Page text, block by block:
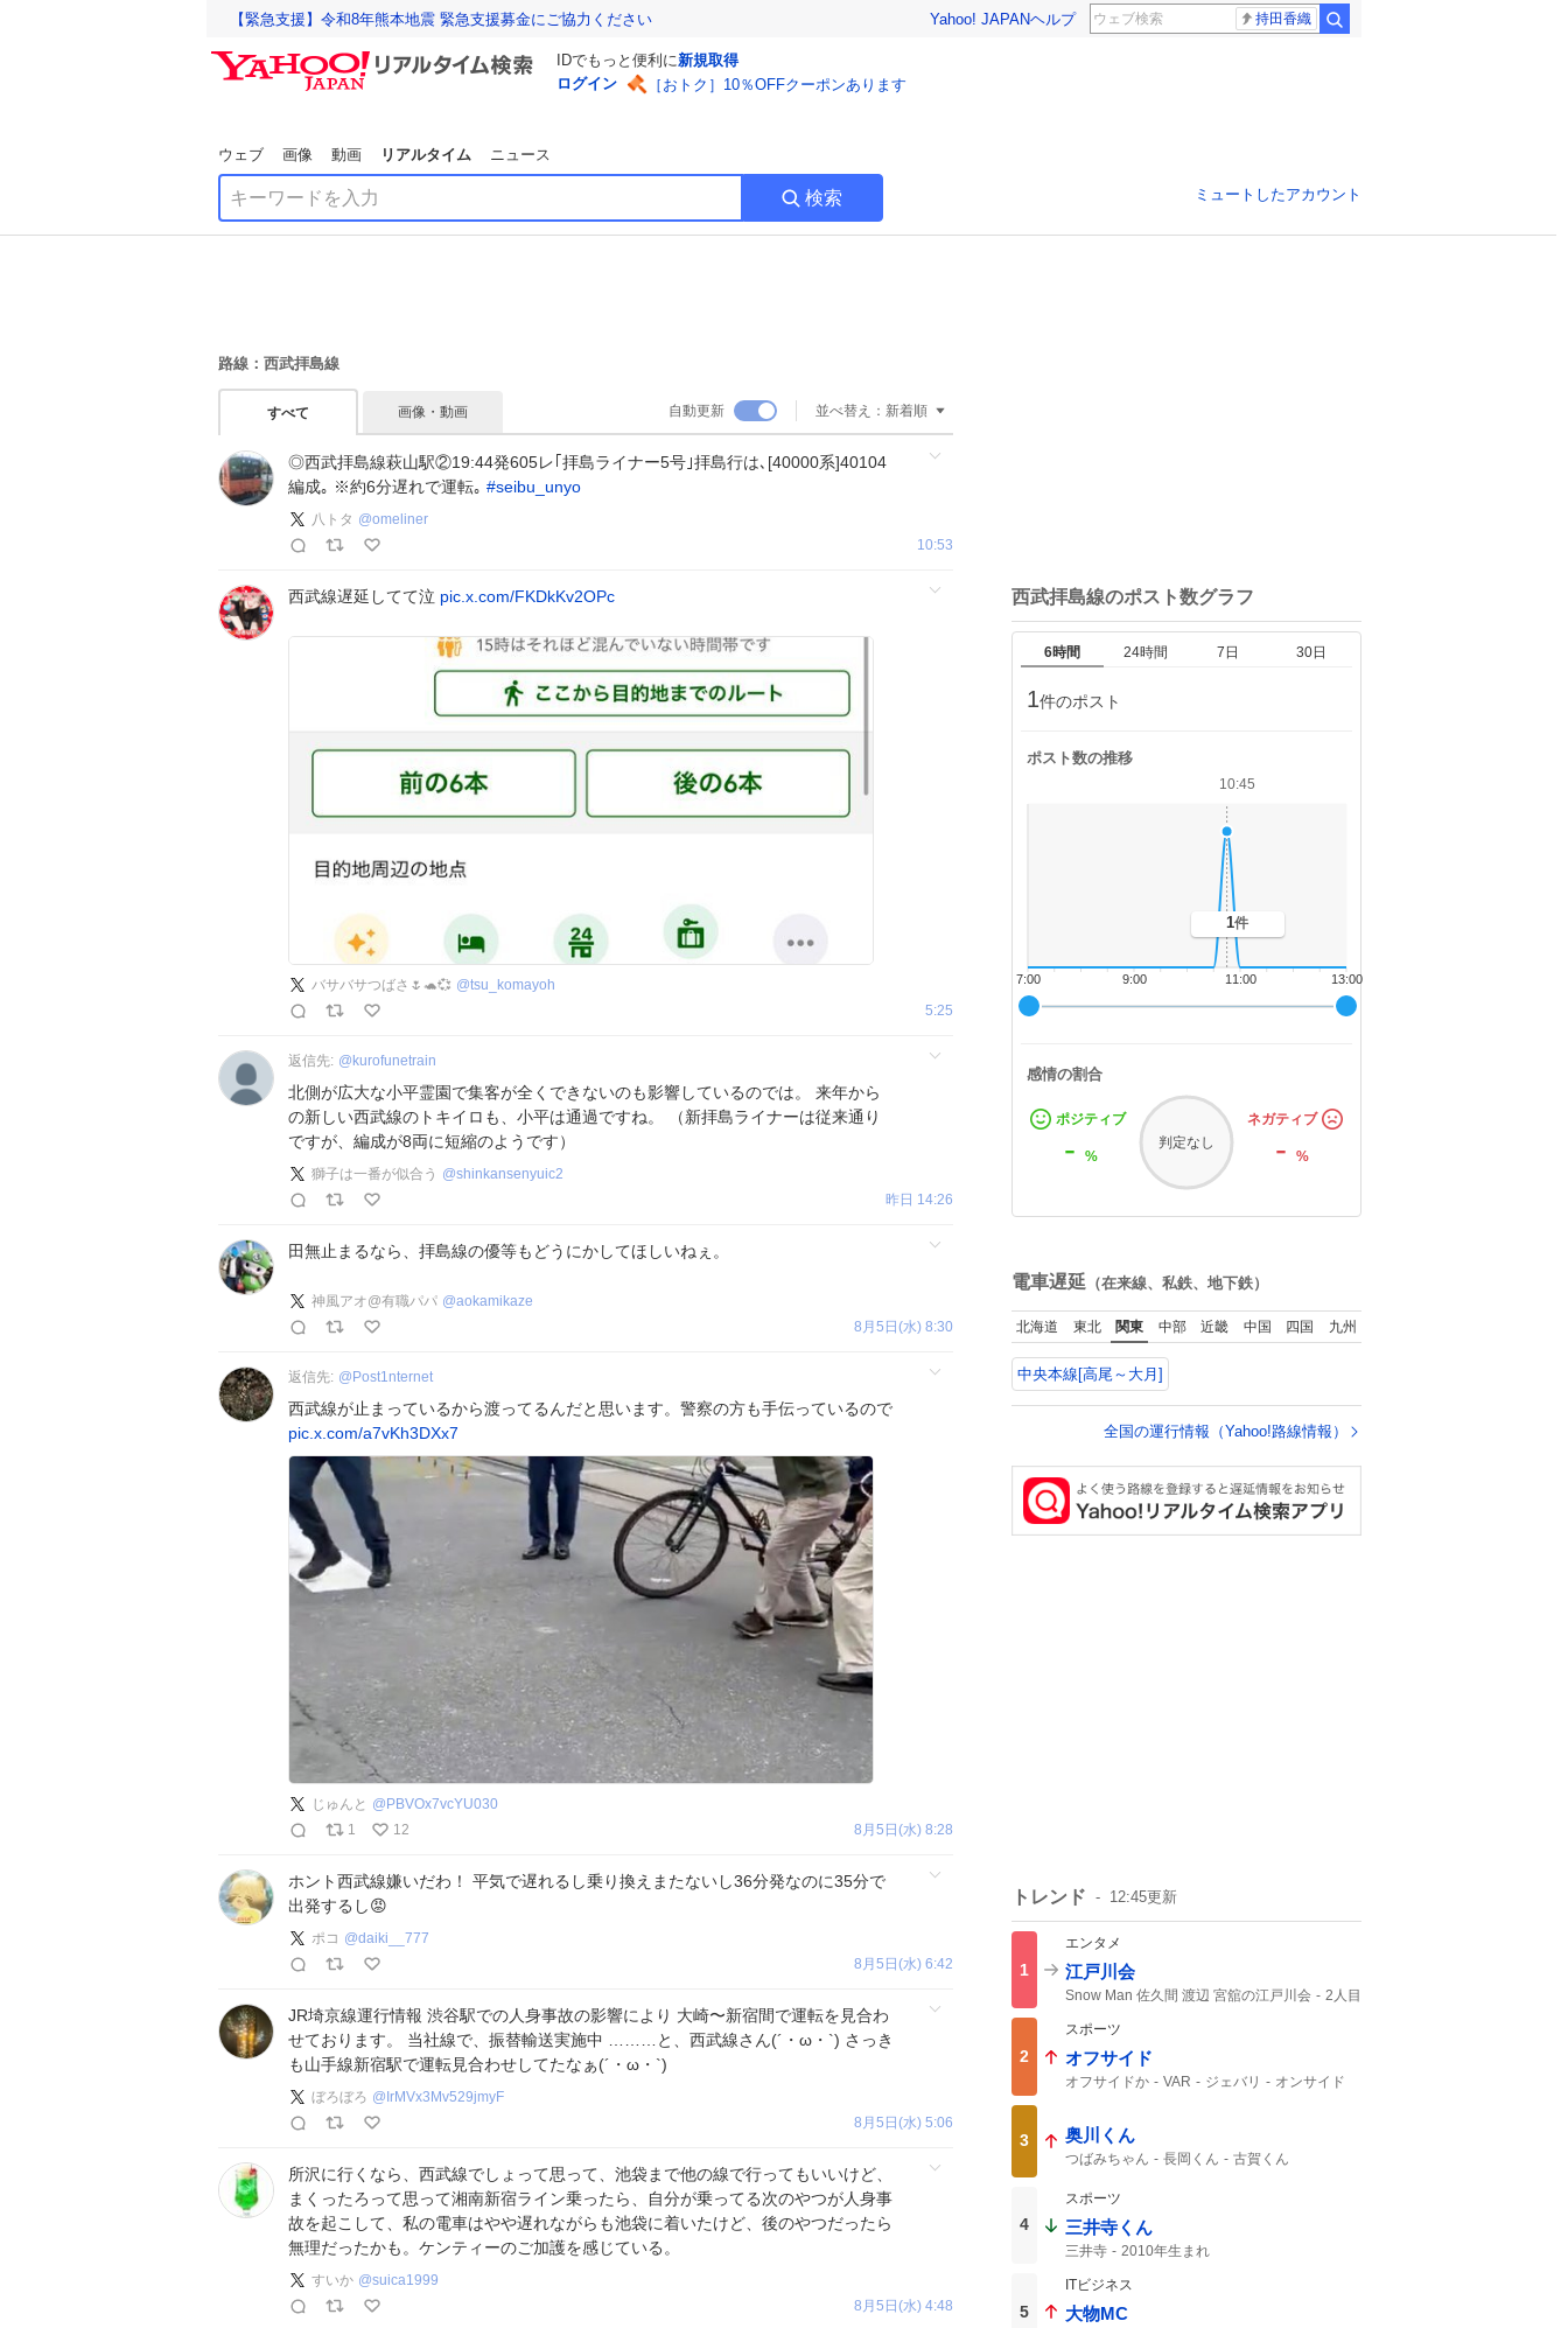
【緊急支援】令和8年熊本地震 緊急支援募金にご協力ください Yahoo! JAPANヘルプ 持田香織
IDでもっと便利に新規取得
ログイン
［おトク］10％OFFクーポンあります
ウェブ 画像 動画 リアルタイム ニュース
検索 ミュートしたアカウント
路線：西武拝島線
すべて 画像・動画 自動更新 並べ替え： 新着順
◎西武拝島線萩山駅②19:44発605レ｢拝島ライナー5号｣拝島行は､[40000系]40104
編成｡ ※約6分遅れで運転｡ #seibu_unyo
八トタ @omeliner
10:53
西武線遅延してて泣 pic.x.com/FKDkKv2OPc
バサバサつばさ🌷🐢💞 @tsu_komayoh
5:25
返信先: @ kurofunetrain
北側が広大な小平霊園で集客が全くできないのも影響しているのでは。 来年から
の新しい西武線のトキイロも、小平は通過ですね。 （新拝島ライナーは従来通り
ですが、編成が8両に短縮のようです）
獅子は一番が似合う @shinkansenyuic2
昨日 14:26
田無止まるなら、拝島線の優等もどうにかしてほしいねぇ。
神風アオ@有職パパ @aokamikaze
8月5日(水) 8:30
返信先: @ Post1nternet
西武線が止まっているから渡ってるんだと思います。警察の方も手伝っているので
pic.x.com/a7vKh3DXx7
じゅんと @ PBVOx7vcYU030
1
12 8月5日(水) 8:28
ホント西武線嫌いだわ！ 平気で遅れるし乗り換えまたないし36分発なのに35分で
出発するし😡
ポコ @daiki__777
8月5日(水) 6:42
JR埼京線運行情報 渋谷駅での人身事故の影響により 大崎〜新宿間で運転を見合わ
せております。 当社線で、振替輸送実施中 ………と、西武線さん(´・ω・`) さっき
も山手線新宿駅で運転見合わせしてたなぁ(´・ω・`)
ぼろぼろ @ IrMVx3Mv529jmyF
8月5日(水) 5:06
所沢に行くなら、西武線でしょって思って、池袋まで他の線で行ってもいいけど、
まくったろって思って湘南新宿ライン乗ったら、自分が乗ってる次のやつが人身事
故を起こして、私の電車はやや遅れながらも池袋に着いたけど、後のやつだったら
無理だったかも。ケンティーのご加護を感じている。
すいか @suica1999
8月5日(水) 4:48
西武拝島線のポスト数グラフ
6時間 24時間 7日 30日
1件のポスト
ポスト数の推移
13:00
11:00
9:00
7:00
10:45
1件
感情の割合
ポジティブ
- %
判定なし
ネガティブ
-%
電車遅延 （在来線、私鉄、地下鉄）
北海道 東北 関東 中部 近畿 中国 四国 九州
中央本線[高尾～大月]
全国の運行情報（Yahoo!路線情報）
トレンド 12:45更新
1
エンタメ
江戸川会
Snow Man 佐久間 渡辺 宮舘の江戸川会
2人目
2
スポーツ
オフサイド
オフサイドか VAR ジェバリ
オンサイド
3 奥川くん
つばみちゃん 長岡くん
古賀くん
4
スポーツ
三井寺くん
三井寺 2010年生まれ
5
ITビジネス
大物MC